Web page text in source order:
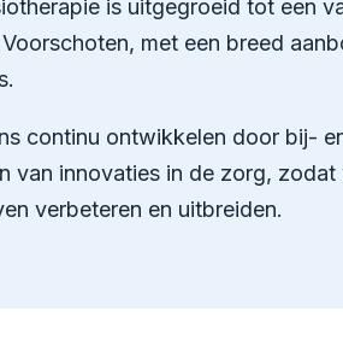
is uitgegroeid tot een
met een breed
continu ontwikkelen door bij-
van innovaties in de zorg, zodat
verbeteren en uitbreiden.